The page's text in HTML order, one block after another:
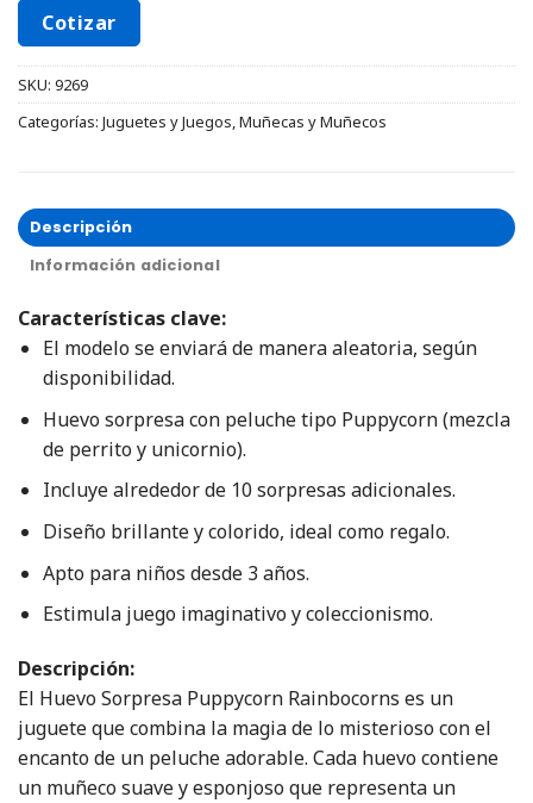
Cotizar
SKU: 9269
Categorías: Juguetes y Juegos Muñecas y Muñecos
Descripción
Información adicional
Características clave:
El modelo se enviará de manera aleatoria, según
disponibilidad.
Huevo sorpresa con peluche tipo Puppycorn (mezcla
de perrito y unicornio).
Incluye alrededor de 10 sorpresas adicionales.
Diseño brillante y colorido, ideal como regalo.
Apto para niños desde 3 años.
Estimula juego imaginativo y coleccionismo.
Descripción:
El Huevo Sorpresa Puppycorn Rainbocorns es un
juguete que combina la magia de lo misterioso con el
encanto de un peluche adorable. Cada huevo contiene
un muñeco suave y esponjoso que representa un